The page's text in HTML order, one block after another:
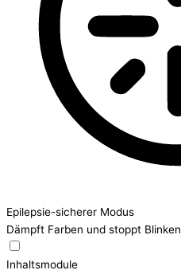
Epilepsie-sicherer Modus
Dämpft Farben und stoppt Blinken
Inhaltsmodule